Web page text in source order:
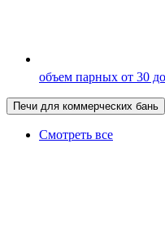
объем парных от 30
Печи для коммерческих бань
Смотреть все